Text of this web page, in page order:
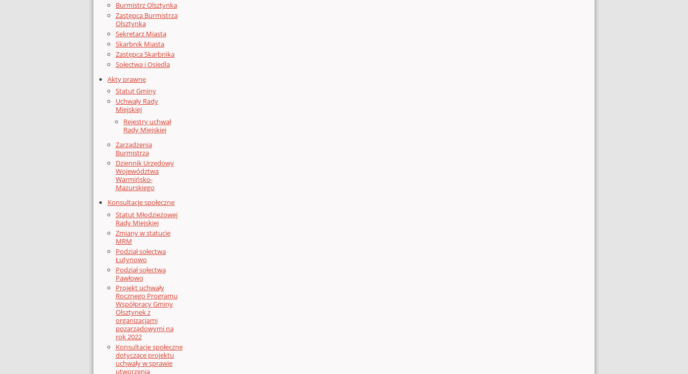
Burmistrz Olsztynka
Zastępca Burmistrza
Olsztynka
Sekretarz Miasta
Skarbnik Miasta
Zastępca Skarbnika
Sołectwa i Osiedla
Akty prawne
Statut Gminy
Uchwały Rady
Miejskiej
Rejestry uchwał
Rady Miejskiej
Zarządzenia
Burmistrza
Dziennik Urzędowy
Województwa
Warmińsko-
Mazurskiego
Konsultacje społeczne
Statut Młodzieżowej
Rady Miejskiej
Zmiany w statucie
MRM
Podział sołectwa
Łutynowo
Podział sołectwa
Pawłowo
Projekt uchwały
Rocznego Programu
Współpracy Gminy
Olsztynek z
organizacjami
pozarządowymi na
rok 2022
Konsultacje społeczne
dotyczące projektu
uchwały w sprawie
utworzenia